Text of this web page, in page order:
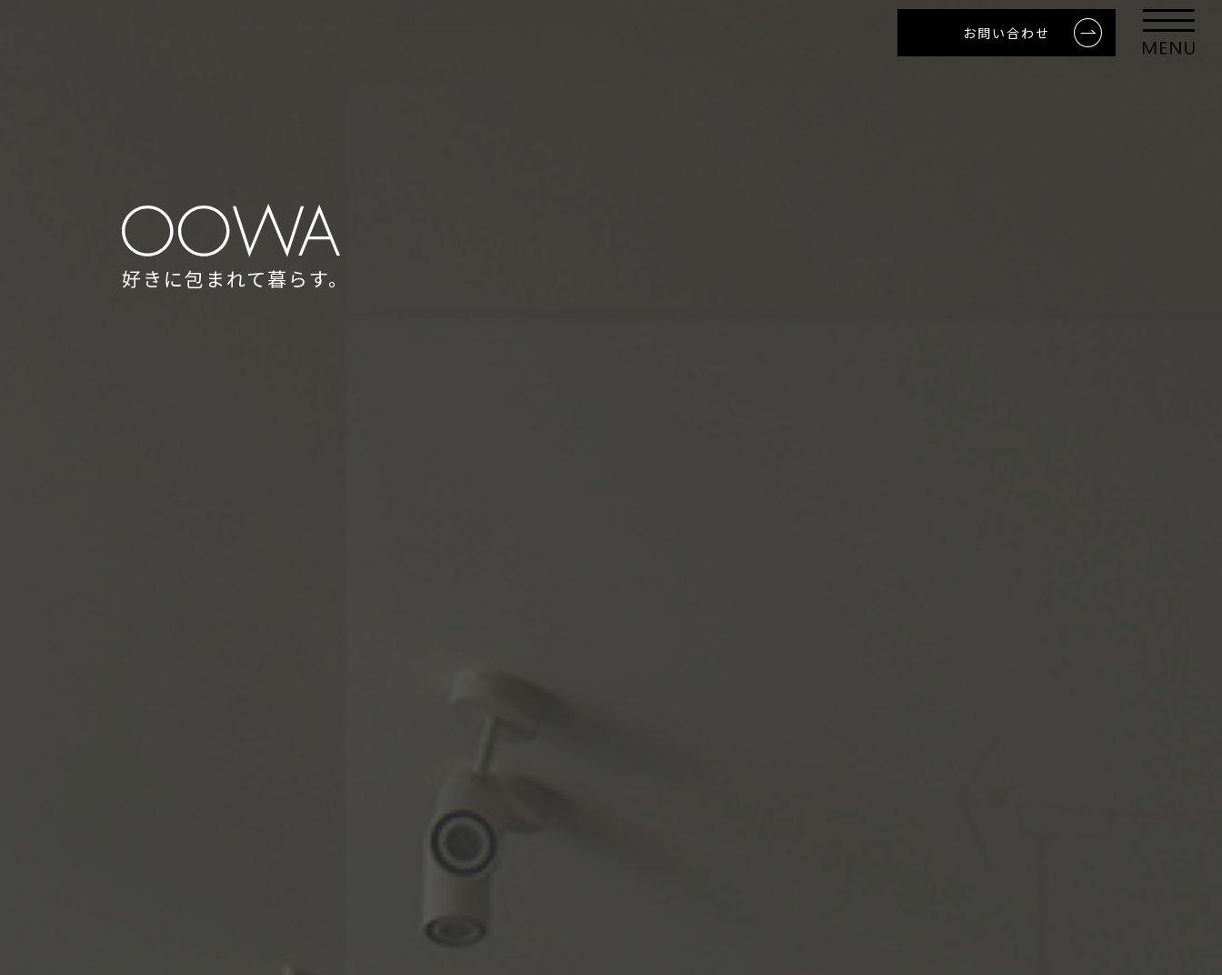
お問い合わせ
好きに包まれて暮らす。